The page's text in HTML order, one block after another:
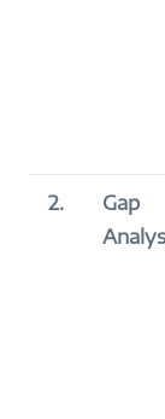
2.
Gap